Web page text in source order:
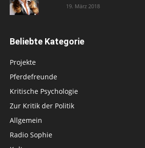
19. März 2018
Beliebte Kategorie
Projekte
Pferdefreunde
Kritische Psychologie
Zur Kritik der Politik
Allgemein
Radio Sophie